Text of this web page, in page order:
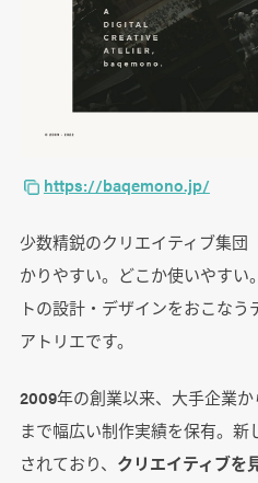
https://baqemono.jp/
少数精鋭のクリエイティブ集団
かりやすい。どこか使いやすい
トの設計・デザインをおこなう
アトリエです。
2009年の創業以来、大手企業
まで幅広い制作実績を保有。
されており、 クリエイティブを